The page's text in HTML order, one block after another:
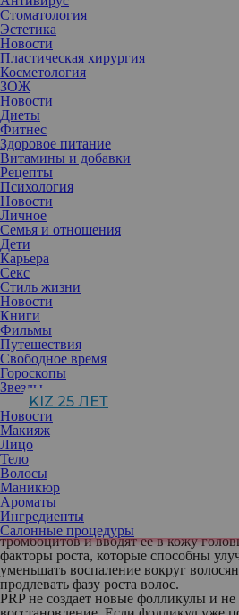
Стоматология
Эстетика
Новости
Пластическая хирургия
Косметология
ЗОЖ
Новости
Диеты
Фитнес
Здоровое питание
Витамины и добавки
Рецепты
Психология
Новости
Личное
Семья и отношения
Дети
Карьера
Секс
Стиль жизни
Новости
Книги
Фильмы
Путешествия
Свободное время
Гороскопы
Звезды
KIZ 25 ЛЕТ
Новости
Макияж
Лицо
Тело
Волосы
Маникюр
Ароматы
Ингредиенты
Салонные процедуры
PRP-терапия для волос давно стала
при этом многие имеют завышенные
пациенты приходят с запросом
курс» или «разбудить новые волосы»,
несколько сложнее. Разберем, что
может PRP-терапия, кому подходит, а
берут кровь, выделяют плазму с
тромбоцитов и вводят ее в кожу
факторы роста, которые способны
уменьшать воспаление вокруг
продлевать фазу роста волос.
PRP не создает новые фолликулы и не